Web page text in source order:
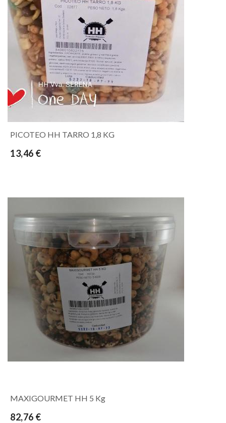
PICOTEO HH TARRO 1,8 KG
13,46 €
MAXIGOURMET HH 5 Kg
82,76 €